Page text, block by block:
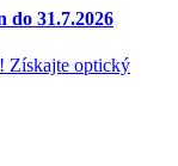
do 31.7.2026
Získajte optický